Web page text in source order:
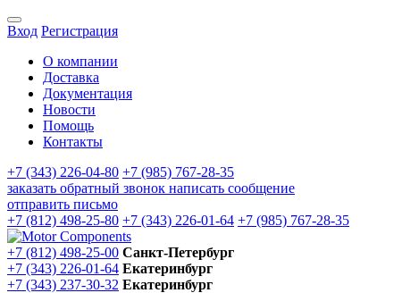
Вход Регистрация
О компании
Доставка
Документация
Новости
Помощь
Контакты
+7 (343) 226-04-80 +7 (985) 767-28-35
заказать обратный звонок написать сообщение
отправить письмо
+7 (812) 498-25-80 +7 (343) 226-01-64 +7 (985) 767-28-35
+7 (812) 498-25-00 Санкт-Петербург
+7 (343) 226-01-64 Екатеринбург
+7 (343) 237-30-32 Екатеринбург